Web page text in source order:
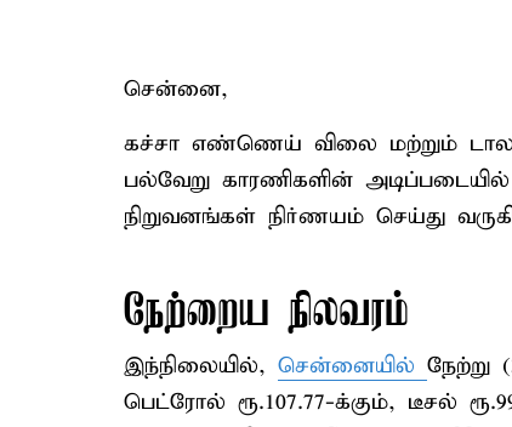
சென்னை,
கச்சா எண்ணெய் விலை மற்றும்
பல்வேறு காரணிகளின்
நிறுவனங்கள் நிர்ணயம் செய்து
நேற்றைய நிலவரம்
இந்நிலையில், சென்னையில் நேற்று
பெட்ரோல் ரூ.107.77-க்கும், டீசல்